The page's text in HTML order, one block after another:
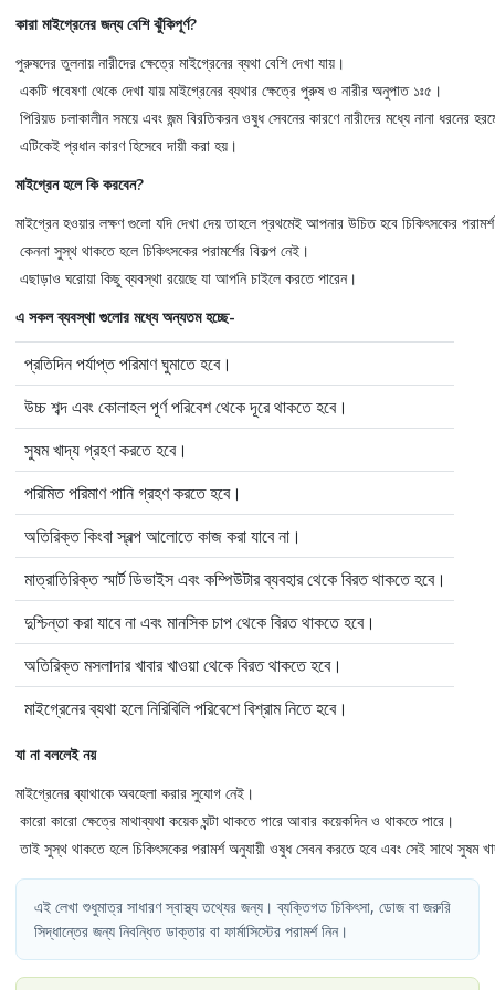
কারা মাইগ্রেনের জন্য বেশি ঝুঁকিপূর্ণ?
পুরুষদের তুলনায় নারীদের ক্ষেত্রে মাইগ্রেনের ব্যথা বেশি দেখা যায়।
একটি গবেষণা থেকে দেখা যায় মাইগ্রেনের ব্যথার ক্ষেত্রে পুরুষ ও নারীর অনুপাত ১ঃ৫।
পিরিয়ড চলাকালীন সময়ে এবং জন্ম বিরতিকরন ওষুধ সেবনের কারণে নারীদের মধ্যে নানা ধরনের
এটিকেই প্রধান কারণ হিসেবে দায়ী করা হয়।
মাইগ্রেন হলে কি করবেন?
মাইগ্রেন হওয়ার লক্ষণ গুলো যদি দেখা দেয় তাহলে প্রথমেই আপনার উচিত হবে চিকিৎসকের
কেননা সুস্থ থাকতে হলে চিকিৎসকের পরামর্শের বিকল্প নেই।
এছাড়াও ঘরোয়া কিছু ব্যবস্থা রয়েছে যা আপনি চাইলে করতে পারেন।
এ সকল ব্যবস্থা গুলোর মধ্যে অন্যতম হচ্ছে-
প্রতিদিন পর্যাপ্ত পরিমাণ ঘুমাতে হবে।
উচ্চ শব্দ এবং কোলাহল পূর্ণ পরিবেশ থেকে দূরে থাকতে হবে।
সুষম খাদ্য গ্রহণ করতে হবে।
পরিমিত পরিমাণ পানি গ্রহণ করতে হবে।
অতিরিক্ত কিংবা স্বল্প আলোতে কাজ করা যাবে না।
মাত্রাতিরিক্ত স্মার্ট ডিভাইস এবং কম্পিউটার ব্যবহার থেকে বিরত থাকতে হবে।
দুশ্চিন্তা করা যাবে না এবং মানসিক চাপ থেকে বিরত থাকতে হবে।
অতিরিক্ত মসলাদার খাবার খাওয়া থেকে বিরত থাকতে হবে।
মাইগ্রেনের ব্যথা হলে নিরিবিলি পরিবেশে বিশ্রাম নিতে হবে।
যা না বললেই নয়
মাইগ্রেনের ব্যাথাকে অবহেলা করার সুযোগ নেই।
কারো কারো ক্ষেত্রে মাথাব্যথা কয়েক ঘন্টা থাকতে পারে আবার কয়েকদিন ও থাকতে পারে।
তাই সুস্থ থাকতে হলে চিকিৎসকের পরামর্শ অনুযায়ী ওষুধ সেবন করতে হবে এবং সেই সাথে সুষম
এই লেখা শুধুমাত্র সাধারণ স্বাস্থ্য তথ্যের জন্য। ব্যক্তিগত চিকিৎসা, ডোজ বা জরুরি
সিদ্ধান্তের জন্য নিবন্ধিত ডাক্তার বা ফার্মাসিস্টের পরামর্শ নিন।